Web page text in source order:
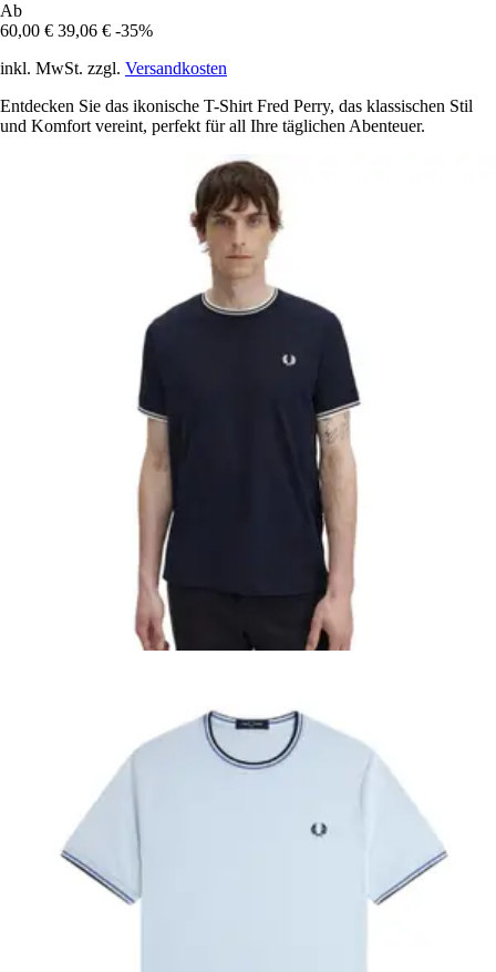
Ab
60,00 € 39,06 € -35%
inkl. MwSt. zzgl. Versandkosten
Entdecken Sie das ikonische T-Shirt Fred Perry, das klassischen Stil
und Komfort vereint, perfekt für all Ihre täglichen Abenteuer.